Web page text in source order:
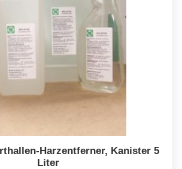
Harzentferner, Kanister 5
Liter